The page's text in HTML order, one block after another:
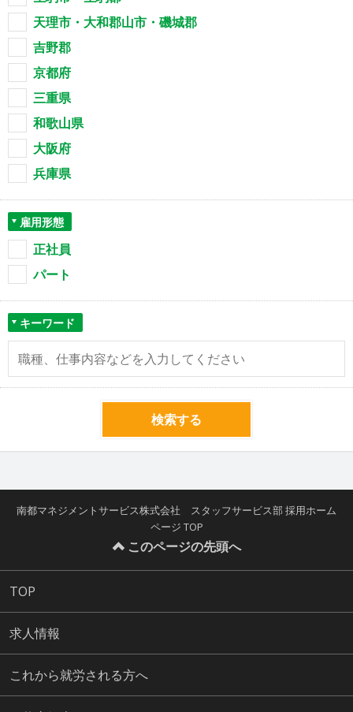
天理市・大和郡山市・磯城郡
吉野郡
京都府
三重県
和歌山県
大阪府
兵庫県
雇用形態
正社員
パート
キーワード
検索する
南都マネジメントサービス株式会社 スタッフサービス部 採用ホーム
ページ TOP
このページの先頭へ
TOP
求人情報
これから就労される方へ